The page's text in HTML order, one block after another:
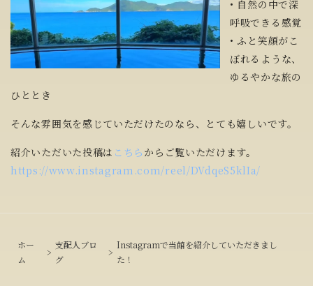
• 自然の中で深
呼吸できる感覚
• ふと笑顔がこ
ぼれるような、
ゆるやかな旅の
ひととき
そんな雰囲気を感じていただけたのなら、とても嬉しいです。
紹介いただいた投稿は こちら からご覧いただけます。
https://www.instagram.com/reel/DVdqeS5klIa/
ホー
ム
支配人ブロ
グ
Instagramで当館を紹介していただきまし
た！